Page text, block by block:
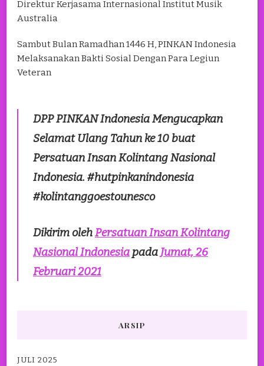
Direktur Kerjasama Internasional Institut Musik
Australia
Sambut Bulan Ramadhan 1446 H, PINKAN Indonesia
Melaksanakan Bakti Sosial Dengan Para Legiun
Veteran
DPP PINKAN Indonesia Mengucapkan
Selamat Ulang Tahun ke 10 buat
Persatuan Insan Kolintang Nasional
Indonesia. #hutpinkanindonesia
#kolintanggoestounesco
Dikirim olehPersatuan Insan Kolintang
Nasional Indonesiapada Jumat, 26
Februari 2021
ARSIP
JULI 2025